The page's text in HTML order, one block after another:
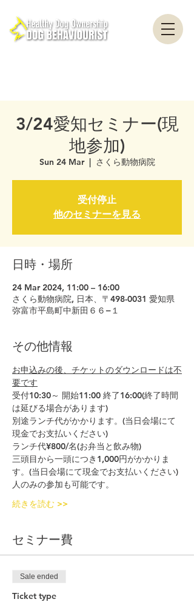
3/24愛知セミナー(現
地参加)
Sun 24 Mar
  |
さくら動物病院
受付停止
他のセミナーを見る
日時・場所
24 Mar 2024, 11:00 – 16:00
さくら動物病院, 日本、〒498-0031 愛知県
弥富市平島町中新田６６−１
その他情報
お申込みの後、チケットのダウンロードは不
要です
受付10:30～ 開始11:00 終了16:00(終了時間
は延びる場合があります)
別途ランチ代がかかります。(当日会場にて
現金でお支払いください)
ランチ代¥800/名(お弁当と飲み物)
三頭目から一頭につき1,000円がかかりま
す。(当日会場にて現金でお支払いください)
人のみの参加も可能です。
続きを読む >>
セミナー費
Sale ended
Ticket type